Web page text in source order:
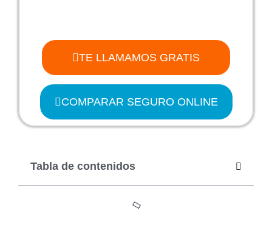
TE LLAMAMOS GRATIS
COMPARAR SEGURO ONLINE
Tabla de contenidos